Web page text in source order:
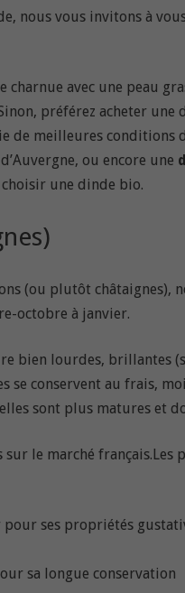
nous vous invitons à
avec une peau
préférez acheter
de meilleures conditions
ou encore une
choisir une dinde bio.
(ou plutôt châtaignes),
octobre à janvier.
bien lourdes, brillantes
se conservent au frais,
sont plus matures et
le marché français.Les
pour ses propriétés
sa longue conservation